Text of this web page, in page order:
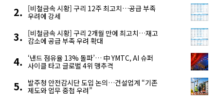
[비철금속 시황] 구리 12주 최고치…공급 부족
우려에 강세
[비철금속 시황] 구리 2개월 만에 최고치…재고
감소에 공급 부족 우려 확대
‘낸드 점유율 13% 돌파’… 中 YMTC, AI 슈퍼
사이클 타고 글로벌 4위 맹추격
발주청 안전감시단 도입 논의…건설업계 “기존
제도와 업무 중첩 우려”